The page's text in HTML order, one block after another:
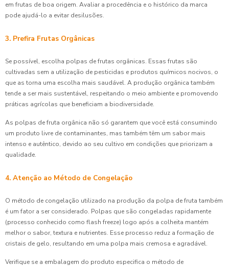
em frutas de boa origem. Avaliar a procedência e o histórico da marca
pode ajudá-lo a evitar desilusões.
3. Prefira Frutas Orgânicas
Se possível, escolha polpas de frutas orgânicas. Essas frutas são
cultivadas sem a utilização de pesticidas e produtos químicos nocivos, o
que as torna uma escolha mais saudável. A produção orgânica também
tende a ser mais sustentável, respeitando o meio ambiente e promovendo
práticas agrícolas que beneficiam a biodiversidade.
As polpas de fruta orgânica não só garantem que você está consumindo
um produto livre de contaminantes, mas também têm um sabor mais
intenso e autêntico, devido ao seu cultivo em condições que priorizam a
qualidade.
4. Atenção ao Método de Congelação
O método de congelação utilizado na produção da polpa de fruta também
é um fator a ser considerado. Polpas que são congeladas rapidamente
(processo conhecido como flash freeze) logo após a colheita mantém
melhor o sabor, textura e nutrientes. Esse processo reduz a formação de
cristais de gelo, resultando em uma polpa mais cremosa e agradável.
Verifique se a embalagem do produto especifica o método de